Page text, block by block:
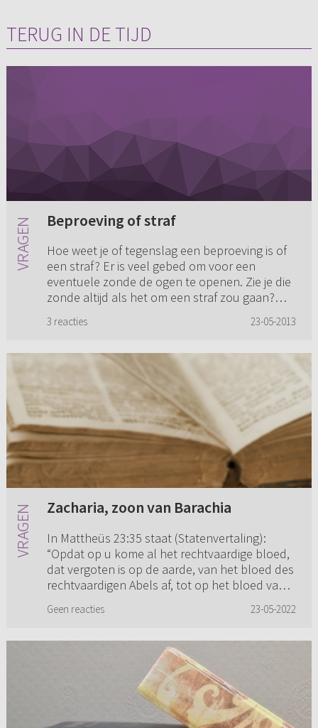
TERUG IN DE TIJD
Beproeving of straf
Hoe weet je of tegenslag een beproeving is of
een straf? Er is veel gebed om voor een
eventuele zonde de ogen te openen. Zie je die
zonde altijd als het om een straf zou gaan?
3 reacties 23-05-2013
Zacharia, zoon van Barachia
In Mattheüs 23:35 staat (Statenvertaling):
“Opdat op u kome al het rechtvaardige bloed,
dat vergoten is op de aarde, van het bloed des
rechtvaardigen Abels af, tot op het bloed van
Geen reacties 23-05-2022